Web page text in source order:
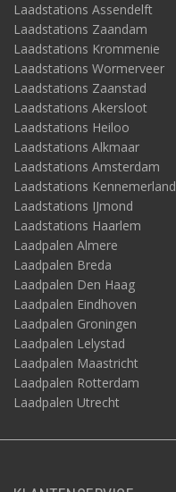
Laadstations Assendelft
Laadstations Zaandam
Laadstations Krommenie
Laadstations Wormerveer
Laadstations Zaanstad
Laadstations Akersloot
Laadstations Heiloo
Laadstations Alkmaar
Laadstations Amsterdam
Laadstations Kennemerland
Laadstations IJmond
Laadstations Haarlem
Laadpalen Almere
Laadpalen Breda
Laadpalen Den Haag
Laadpalen Eindhoven
Laadpalen Groningen
Laadpalen Lelystad
Laadpalen Maastricht
Laadpalen Rotterdam
Laadpalen Utrecht